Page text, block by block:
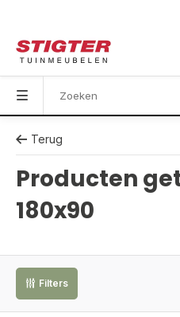
Terug
Producten
180x90
Filters